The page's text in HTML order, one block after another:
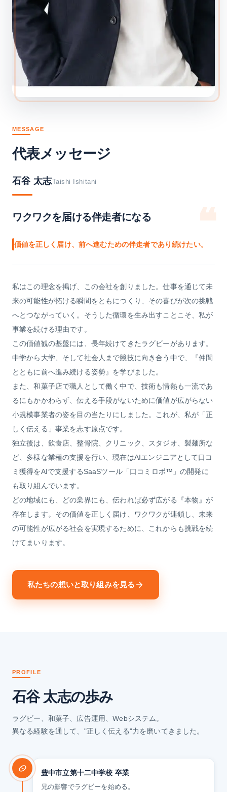
MESSAGE
代表メッセージ
石谷 太志Taishi Ishitani
❝
ワクワクを届ける伴走者になる
価値を正しく届け、前へ進むための伴走者であり続けたい。
私はこの理念を掲げ、この会社を創りました。仕事を通じて未
来の可能性が拓ける瞬間をともにつくり、その喜びが次の挑戦
へとつながっていく。そうした循環を生み出すことこそ、私が
事業を続ける理由です。
この価値観の基盤には、長年続けてきたラグビーがあります。
中学から大学、そして社会人まで競技に向き合う中で、『仲間
とともに前へ進み続ける姿勢』を学びました。
また、和菓子店で職人として働く中で、技術も情熱も一流であ
るにもかかわらず、伝える手段がないために価値が広がらない
小規模事業者の姿を目の当たりにしました。これが、私が「正
しく伝える」事業を志す原点です。
独立後は、飲食店、整骨院、クリニック、スタジオ、製麺所な
ど、多様な業種の支援を行い、現在はAIエンジニアとして口コ
ミ獲得をAIで支援するSaaSツール「口コミロボ™」の開発に
も取り組んでいます。
どの地域にも、どの業界にも、伝われば必ず広がる『本物』が
存在します。その価値を正しく届け、ワクワクが連鎖し、未来
の可能性が広がる社会を実現するために、これからも挑戦を続
けてまいります。
私たちの想いと取り組みを見る
PROFILE
石谷 太志の歩み
ラグビー、和菓子、広告運用、Webシステム。
異なる経験を通して、"正しく伝える"力を磨いてきました。
豊中市立第十二中学校 卒業
兄の影響でラグビーを始める。